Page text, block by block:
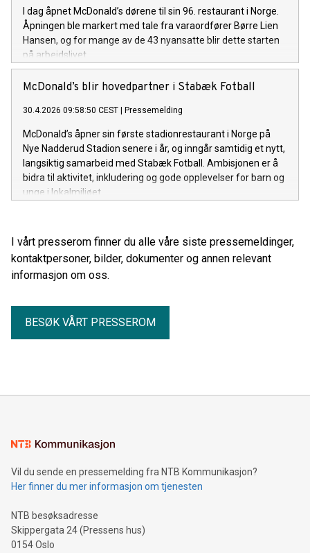
I dag åpnet McDonald’s dørene til sin 96. restaurant i Norge.
Åpningen ble markert med tale fra varaordfører Børre Lien
Hansen, og for mange av de 43 nyansatte blir dette starten
på arbeidslivet.
McDonald’s blir hovedpartner i Stabæk Fotball
30.4.2026 09:58:50 CEST Pressemelding
McDonald’s åpner sin første stadionrestaurant i Norge på
Nye Nadderud Stadion senere i år, og inngår samtidig et nytt,
langsiktig samarbeid med Stabæk Fotball. Ambisjonen er å
bidra til aktivitet, inkludering og gode opplevelser for barn og
unge i lokalmiljøet.
I vårt presserom finner du alle våre siste pressemeldinger,
kontaktpersoner, bilder, dokumenter og annen relevant
informasjon om oss.
BESØK VÅRT PRESSEROM
Vil du sende en pressemelding fra NTB Kommunikasjon?
Her finner du mer informasjon om tjenesten
NTB besøksadresse
Skippergata 24 (Pressens hus)
0154 Oslo